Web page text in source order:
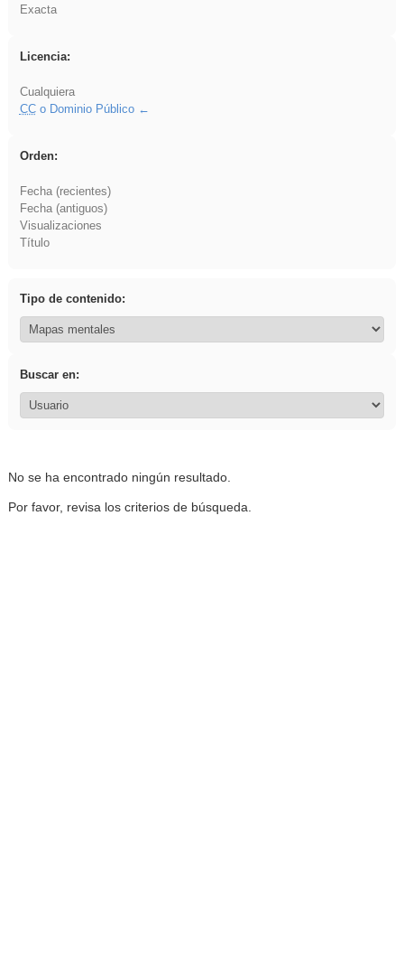
Exacta
Licencia:
Cualquiera
CCo Dominio Público
Orden:
Fecha (recientes)
Fecha (antiguos)
Visualizaciones
Título
Tipo de contenido:
Buscar en:
No se ha encontrado ningún resultado.
Por favor, revisa los criterios de búsqueda.